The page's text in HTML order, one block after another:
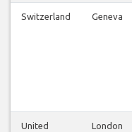
Switzerland Geneva
United
London